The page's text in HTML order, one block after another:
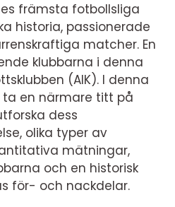
främsta fotbollsliga
historia, passionerade
matcher. En
klubbarna i denna
(AIK). I denna
en närmare titt på
dess
olika typer av
mätningar,
och en historisk
för- och nackdelar.